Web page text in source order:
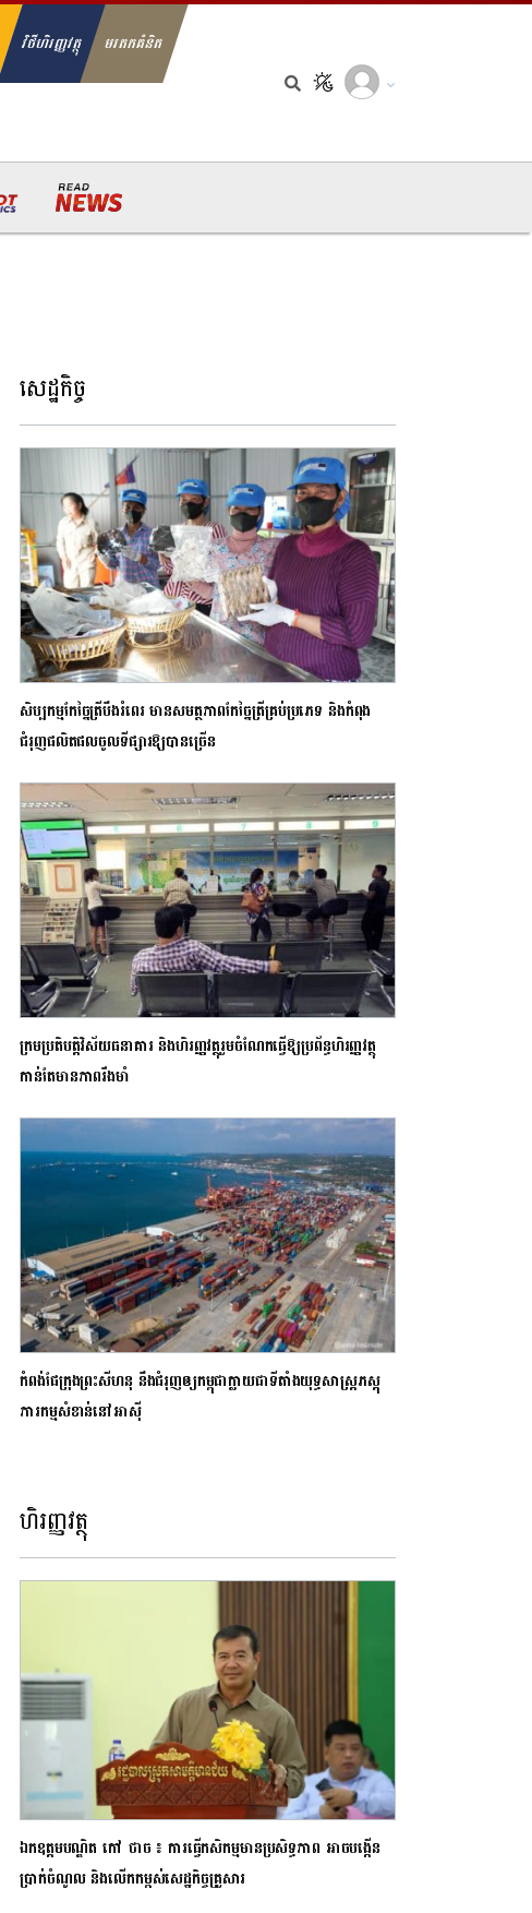
វិថីហិរញ្ញវត្ថុ មរតកគំនិត
សេដ្ឋកិច្ច
សិប្បកម្មកែច្នៃត្រីបឹងរំពេរ មានសមត្ថភាពកែច្នៃត្រីគ្រប់ប្រភេទ និងកំពុង
ជំរុញផលិតផលចូលទីផ្សារឱ្យបានច្រើន
ក្រមប្រតិបត្តិវិស័យធនាគារ និងហិរញ្ញវត្ថុរួមចំណែកធ្វើឱ្យប្រព័ន្ធហិរញ្ញវត្ថុ
កាន់តែមានភាពរឹងមាំ
កំពង់ផែក្រុងព្រះសីហនុ នឹងជំរុញឲ្យកម្ពុជាក្លាយជាទីតាំងយុទ្ធសាស្ត្រភស្តុ
ភារកម្មសំខាន់នៅអាស៊ី
ហិរញ្ញវត្ថុ
ឯកឧត្តមបណ្ឌិត កៅ ថាច ៖ ការធ្វើកសិកម្មមានប្រសិទ្ធ​​​​ភាព អាចបង្កើន
ប្រាក់ចំណូល និងលើកកម្ពស់សេដ្ឋកិច្ចគ្រួសារ